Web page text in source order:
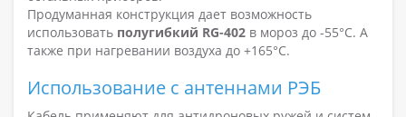
Продуманная конструкция дает возможность
использовать полугибкий RG-402 в мороз до -55°С. А
также при нагревании воздуха до +165°С.
Использование с антеннами РЭБ